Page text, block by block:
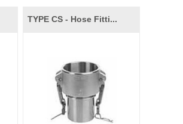
TYPE CS - Hose Fitti...